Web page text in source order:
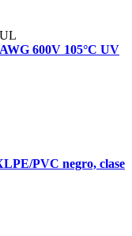
600V 105°C UV
PVC negro, clase